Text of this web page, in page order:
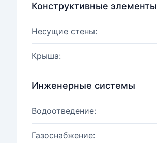
Конструктивные элементы
Несущие стены:
Крыша:
Инженерные системы
Водоотведение:
Газоснабжение: